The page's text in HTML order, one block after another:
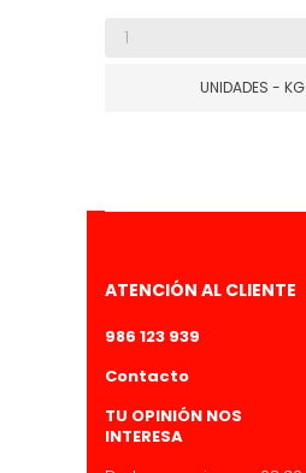
UNIDADES - KG
ATENCIÓN AL CLIENTE
986 123 939
Contacto
TU OPINIÓN NOS
INTERESA